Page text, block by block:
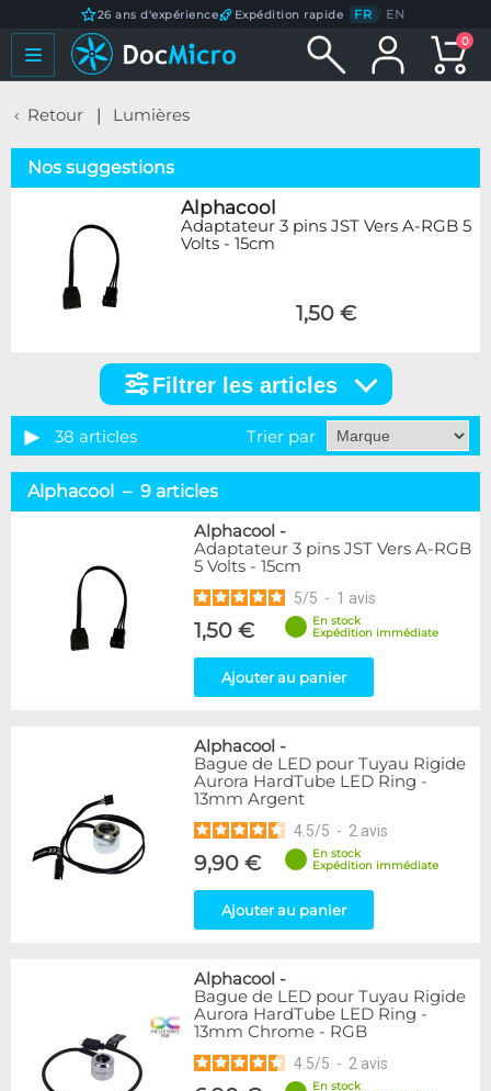
26 ans d'expérience Expédition rapide FR / EN
0
Retour Lumières
Nos suggestions
Alphacool
Adaptateur 3 pins JST Vers A-RGB 5
Volts - 15cm
1,50 €
articles
Marque
Alphacool
4
3
EK Water Blocks
15
Lamptron
4
Phobya
2
1
Disponibilité / Promotions
Articles en stock
Articles en promotions
Appliquer
Filtrer les articles
38 articles Trier par
Alphacool – 9 articles
Alphacool -
Adaptateur 3 pins JST Vers A-RGB
5 Volts - 15cm
5/5 - 1 avis
1,50 €
En stock
Expédition immédiate
Ajouter au panier
Alphacool -
Bague de LED pour Tuyau Rigide
Aurora HardTube LED Ring -
13mm Argent
4.5/5 - 2 avis
9,90 €
En stock
Expédition immédiate
Ajouter au panier
Alphacool -
Bague de LED pour Tuyau Rigide
Aurora HardTube LED Ring -
13mm Chrome - RGB
4.5/5 - 2 avis
En stock